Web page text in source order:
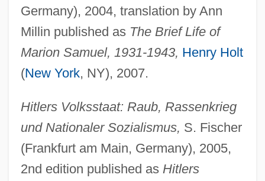
Germany), 2004, translation by Ann
Millin published as The Brief Life of
Marion Samuel, 1931-1943, Henry Holt
(New York, NY), 2007.
Hitlers Volksstaat: Raub, Rassenkrieg
und Nationaler Sozialismus, S. Fischer
(Frankfurt am Main, Germany), 2005,
2nd edition published as Hitlers